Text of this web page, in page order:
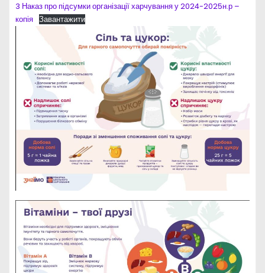
3 Наказ про підсумки організації харчування у 2024-2025н.р –
копія Завантажити